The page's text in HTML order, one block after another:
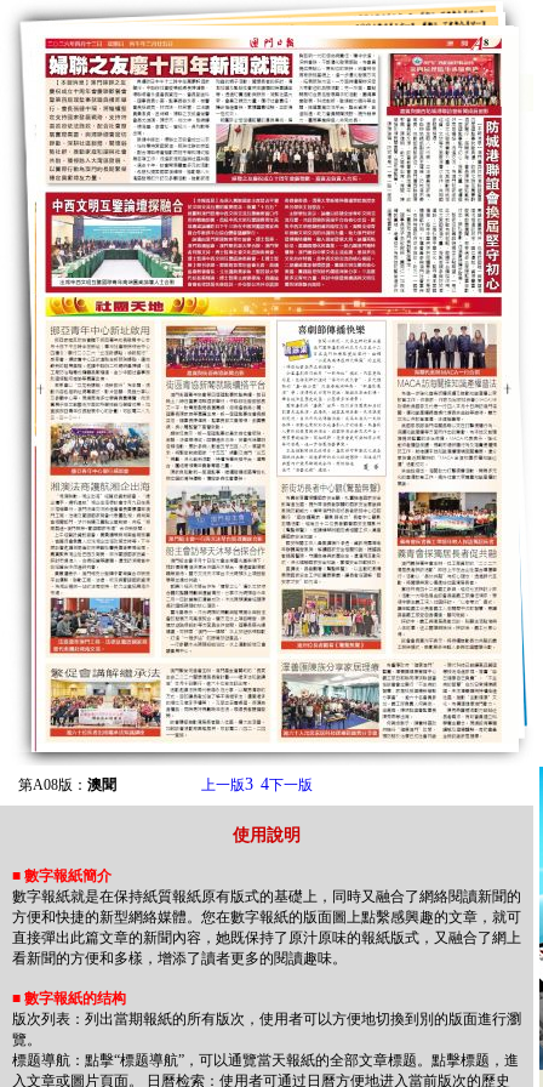
使用說明
■ 數字報紙簡介
數字報紙就是在保持紙質報紙原有版式的基礎上，同時又融合了網絡閱讀新聞的
方便和快捷的新型網絡媒體。您在數字報紙的版面圖上點繫感興趣的文章，就可
直接彈出此篇文章的新聞內容，她既保持了原汁原味的報紙版式，又融合了網上
看新聞的方便和多樣，增添了讀者更多的閱讀趣味。
■ 數字報紙的结构
版次列表：列出當期報紙的所有版次，使用者可以方便地切換到別的版面進行瀏
覽。
標题導航：點擊“標题導航”，可以通覽當天報紙的全部文章標题。點擊標题，進
入文章或圖片頁面。 日曆检索：使用者可通过日曆方便地进入當前版次的歷史
第A08版： 澳聞 上一版3 4下一版